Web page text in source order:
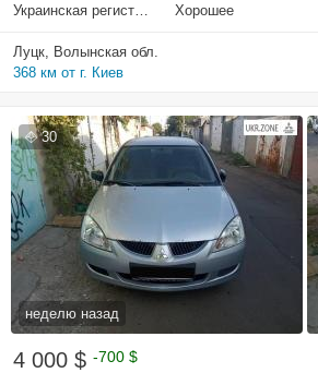
Украинская регистрация
Хорошее
Луцк, Волынская обл.
368 км от г. Киев
30
неделю назад
4 000 $ -700 $